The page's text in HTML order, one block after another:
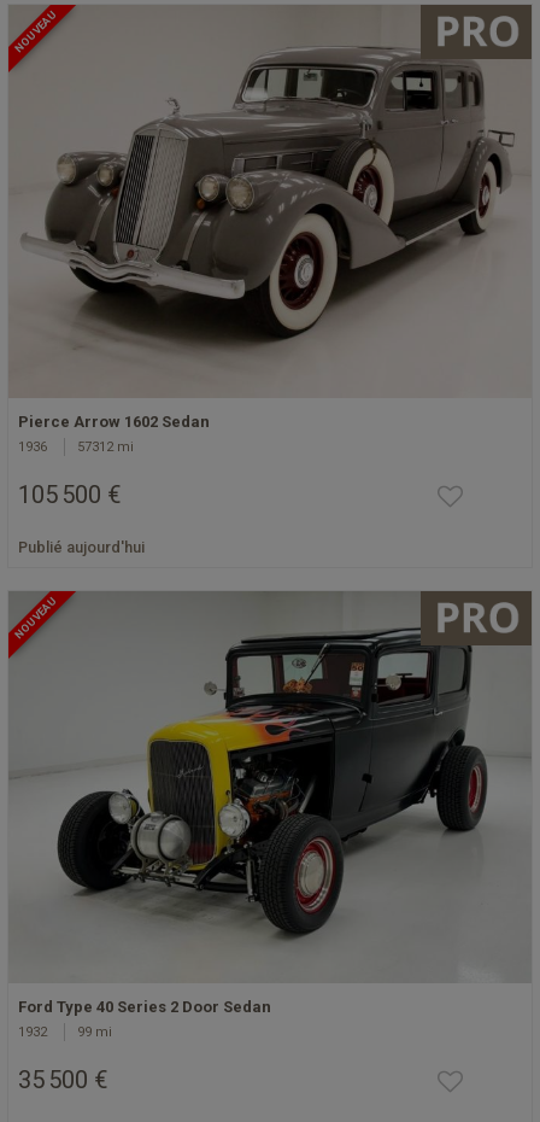
NOUVEAU
Pierce Arrow 1602 Sedan
1936 57312 mi
105 500 €
Publié aujourd'hui
NOUVEAU
Ford Type 40 Series 2 Door Sedan
1932 99 mi
35 500 €